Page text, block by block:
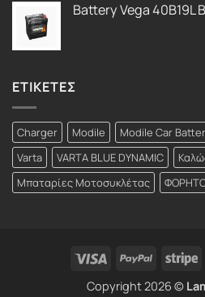
Battery Vega 40B19L
ΕΤΙΚΕΤΕΣ
Charger Modile Modile Car
Varta
VARTA BLUE DYNAMIC
Μπαταρίες Μοτοσυκλέτας
Visa PayPal
Copyright 2026 ©